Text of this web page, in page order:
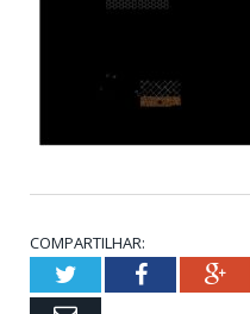
COMPARTILHAR:
TwitterFacebook